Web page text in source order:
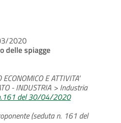
2020
delle spiagge
ECONOMICO E ATTIVITA'
- INDUSTRIA > Industria
del 30/04/2020
(seduta n. 161 del